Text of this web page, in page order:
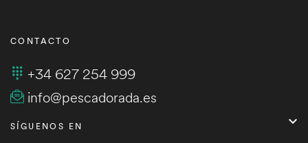
CONTACTO
+34 627 254 999
info@pescadorada.es
SÍGUENOS EN 